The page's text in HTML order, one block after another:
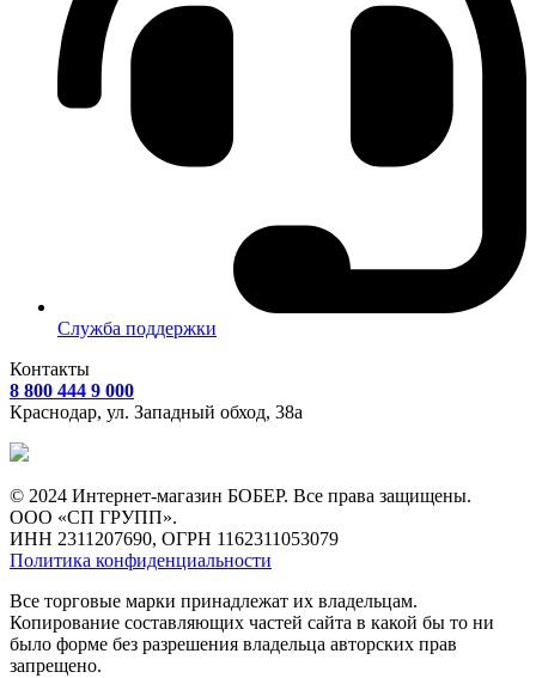
Служба поддержки
Контакты
8 800 444 9 000
Краснодар, ул. Западный обход, 38а
© 2024 Интернет-магазин БОБЕР. Все права защищены.
ООО «СП ГРУПП».
ИНН 2311207690, ОГРН 1162311053079
Политика конфиденциальности
Все торговые марки принадлежат их владельцам.
Копирование составляющих частей сайта в какой бы то ни
было форме без разрешения владельца авторских прав
запрещено.